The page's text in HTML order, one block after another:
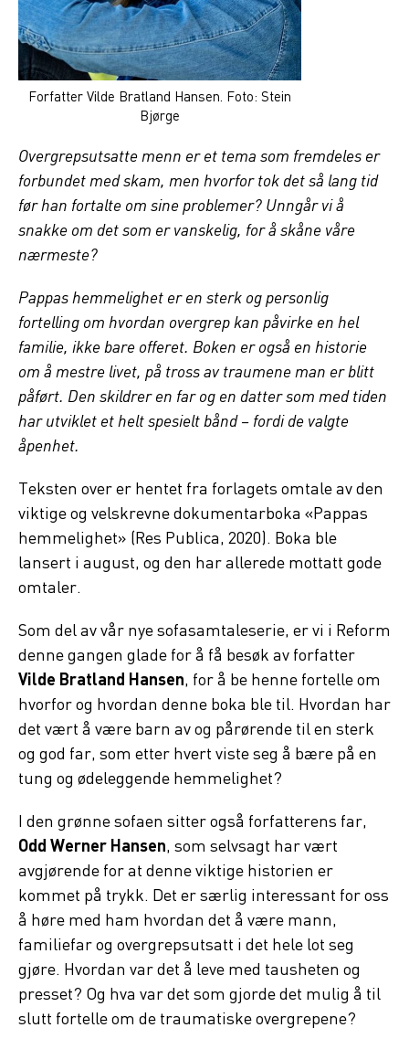
Forfatter Vilde Bratland Hansen. Foto: Stein
Bjørge
Overgrepsutsatte menn er et tema som fremdeles er
forbundet med skam, men hvorfor tok det så lang tid
før han fortalte om sine problemer? Unngår vi å
snakke om det som er vanskelig, for å skåne våre
nærmeste?
Pappas hemmelighet er en sterk og personlig
fortelling om hvordan overgrep kan påvirke en hel
familie, ikke bare offeret. Boken er også en historie
om å mestre livet, på tross av traumene man er blitt
påført. Den skildrer en far og en datter som med tiden
har utviklet et helt spesielt bånd – fordi de valgte
åpenhet.
Teksten over er hentet fra forlagets omtale av den
viktige og velskrevne dokumentarboka «Pappas
hemmelighet» (Res Publica, 2020). Boka ble
lansert i august, og den har allerede mottatt gode
omtaler.
Som del av vår nye sofasamtaleserie, er vi i Reform
denne gangen glade for å få besøk av forfatter
Vilde Bratland Hansen, for å be henne fortelle om
hvorfor og hvordan denne boka ble til. Hvordan har
det vært å være barn av og pårørende til en sterk
og god far, som etter hvert viste seg å bære på en
tung og ødeleggende hemmelighet?
I den grønne sofaen sitter også forfatterens far,
Odd Werner Hansen, som selvsagt har vært
avgjørende for at denne viktige historien er
kommet på trykk. Det er særlig interessant for oss
å høre med ham hvordan det å være mann,
familiefar og overgrepsutsatt i det hele lot seg
gjøre. Hvordan var det å leve med tausheten og
presset? Og hva var det som gjorde det mulig å til
slutt fortelle om de traumatiske overgrepene?